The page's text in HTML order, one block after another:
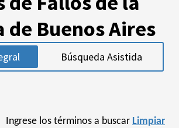
de Buenos Aires
Búsqueda Asistida
Ingrese los términos a buscar Limpiar